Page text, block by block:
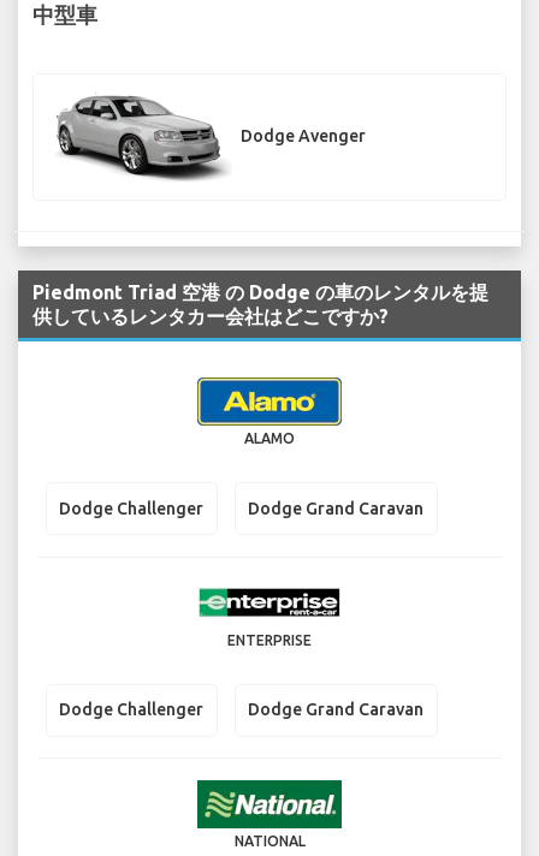
中型車
Dodge Avenger
Piedmont Triad 空港 の Dodge の車のレンタルを提
供しているレンタカー会社はどこですか?
ALAMO
Dodge Challenger Dodge Grand Caravan
ENTERPRISE
Dodge Challenger Dodge Grand Caravan
NATIONAL